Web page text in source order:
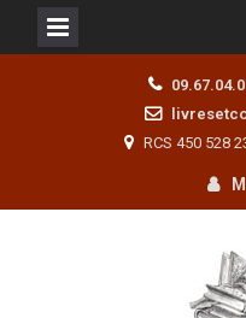
RCS 450 528